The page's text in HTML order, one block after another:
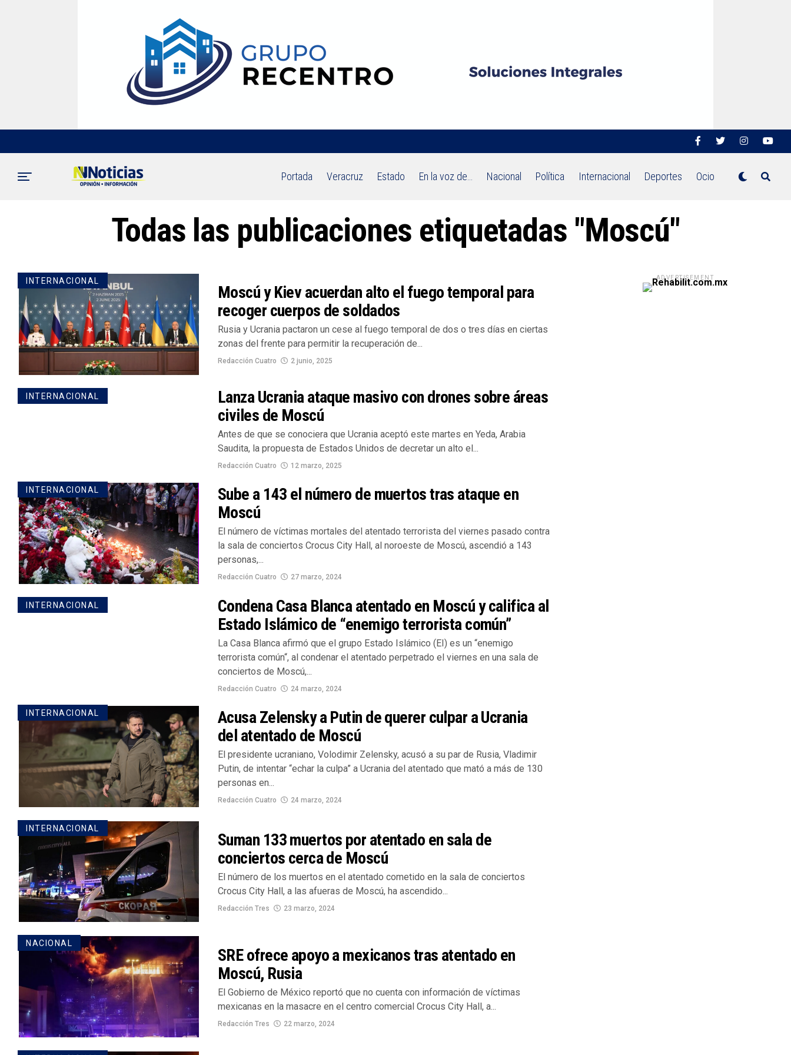
Portada Veracruz Estado En la voz de… Nacional Política Internacional Deportes Ocio
Todas las publicaciones etiquetadas "Moscú"
INTERNACIONAL
Moscú y Kiev acuerdan alto el fuego temporal para
recoger cuerpos de soldados
Rusia y Ucrania pactaron un cese al fuego temporal de dos o tres días en ciertas
zonas del frente para permitir la recuperación de...
Redacción Cuatro 2 junio, 2025
INTERNACIONAL
Lanza Ucrania ataque masivo con drones sobre áreas
civiles de Moscú
Antes de que se conociera que Ucrania aceptó este martes en Yeda, Arabia
Saudita, la propuesta de Estados Unidos de decretar un alto el...
Redacción Cuatro 12 marzo, 2025
INTERNACIONAL
Sube a 143 el número de muertos tras ataque en
Moscú
El número de víctimas mortales del atentado terrorista del viernes pasado contra
la sala de conciertos Crocus City Hall, al noroeste de Moscú, ascendió a 143
personas,...
Redacción Cuatro 27 marzo, 2024
INTERNACIONAL
Condena Casa Blanca atentado en Moscú y califica al
Estado Islámico de “enemigo terrorista común”
La Casa Blanca afirmó que el grupo Estado Islámico (EI) es un “enemigo
terrorista común“, al condenar el atentado perpetrado el viernes en una sala de
conciertos de Moscú,...
Redacción Cuatro 24 marzo, 2024
INTERNACIONAL
Acusa Zelensky a Putin de querer culpar a Ucrania
del atentado de Moscú
El presidente ucraniano, Volodimir Zelensky, acusó a su par de Rusia, Vladimir
Putin, de intentar “echar la culpa” a Ucrania del atentado que mató a más de 130
personas en...
Redacción Cuatro 24 marzo, 2024
INTERNACIONAL
Suman 133 muertos por atentado en sala de
conciertos cerca de Moscú
El número de los muertos en el atentado cometido en la sala de conciertos
Crocus City Hall, a las afueras de Moscú, ha ascendido...
Redacción Tres 23 marzo, 2024
NACIONAL
SRE ofrece apoyo a mexicanos tras atentado en
Moscú, Rusia
El Gobierno de México reportó que no cuenta con información de víctimas
mexicanas en la masacre en el centro comercial Crocus City Hall, a...
Redacción Tres 22 marzo, 2024
ADVERTISEMENT